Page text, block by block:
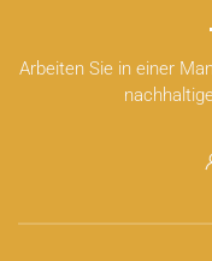
Arbeiten Sie in einer